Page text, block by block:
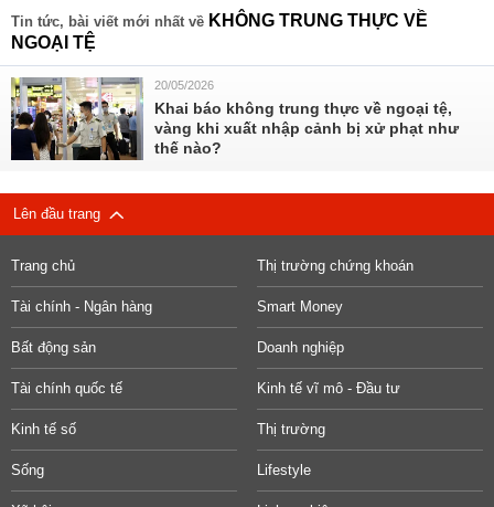
Tin tức, bài viết mới nhất về KHÔNG TRUNG THỰC VỀ
NGOẠI TỆ
20/05/2026
Khai báo không trung thực về ngoại tệ,
vàng khi xuất nhập cảnh bị xử phạt như
thế nào?
Lên đầu trang
Trang chủ Thị trường chứng khoán
Tài chính - Ngân hàng Smart Money
Bất động sản Doanh nghiệp
Tài chính quốc tế Kinh tế vĩ mô - Đầu tư
Kinh tế số Thị trường
Sống Lifestyle